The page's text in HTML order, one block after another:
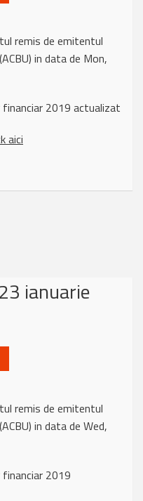
remis de emitentul
in data de Mon,
financiar 2019 actualizat
aici
ianuarie
remis de emitentul
in data de Wed,
financiar 2019